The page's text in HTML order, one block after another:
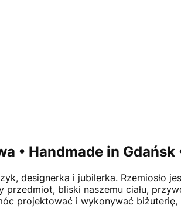
• Handmade in Gdańsk
, designerka i jubilerka. Rzemiosło
bliski naszemu ciału,
projektować i wykonywać biżuterię,